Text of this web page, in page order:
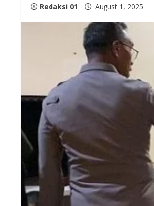
Redaksi 01 August 1, 2025